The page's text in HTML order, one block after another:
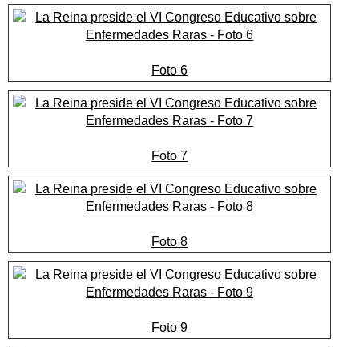
Foto 6
Foto 7
Foto 8
Foto 9